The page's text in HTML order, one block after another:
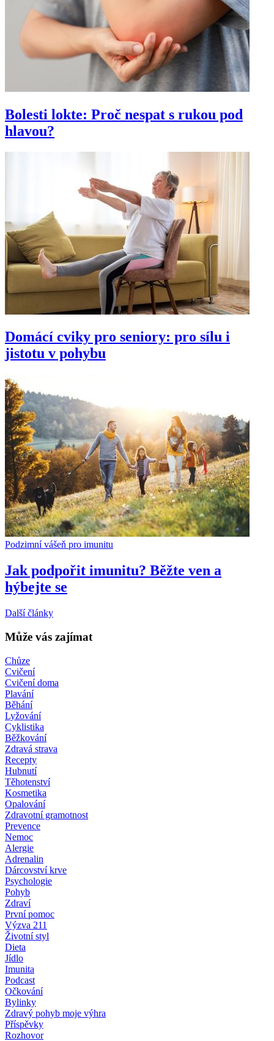
Bolesti lokte: Proč nespat s rukou pod
hlavou?
Domácí cviky pro seniory: pro sílu i
jistotu v pohybu
Podzimní vášeň pro imunitu
Jak podpořit imunitu? Běžte ven a
hýbejte se
Další články
Může vás zajímat
Chůze
Cvičení
Cvičení doma
Plavání
Běhání
Lyžování
Cyklistika
Běžkování
Zdravá strava
Recepty
Hubnutí
Těhotenství
Kosmetika
Opalování
Zdravotní gramotnost
Prevence
Nemoc
Alergie
Adrenalin
Dárcovství krve
Psychologie
Pohyb
Zdraví
První pomoc
Výzva 211
Životní styl
Dieta
Jídlo
Imunita
Podcast
Očkování
Bylinky
Zdravý pohyb moje výhra
Příspěvky
Rozhovor